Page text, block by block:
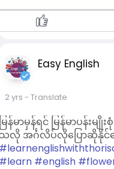
Easy English
2 yrs - Translate
ြန်မာမှန်ရင် မြန်မာပန်း
လို အင်္ဂလိပ်လိုပြောဆိုနိုင်
#english